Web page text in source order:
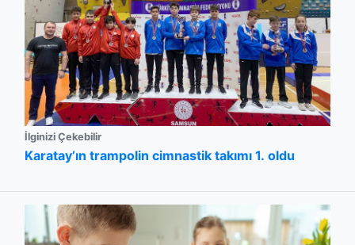
İlginizi Çekebilir
Karatay’ın trampolin cimnastik takımı 1. oldu